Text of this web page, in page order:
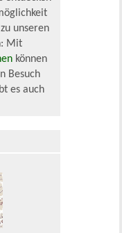
unseren
Mit
können
Besuch
es auch